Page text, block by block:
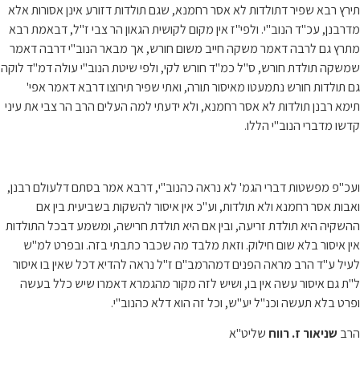
תירץ רבא שפיר דתולדות לא אסר רחמנא, שגם תולדות דזורע אינן אסורות אלא
מדרבנן, עכ"ד הנוב"י. ולפי"ז אין מקום לקושית הגאון הר צבי ז"ל, דבאמת רבא
מתרץ גם לרבה דאמר משקה חייב משום חורש, אך מבאר הנוב"י דרבה דאמר
שמשקה תולדת חורש, ס"ל כמ"ד חורש לקי, ולפי שיטת הנוב"י עולה דמ"ד לוקה
גם תולדות חורש נתמעטו מאיסור תורה, ואתי שפיר תירוצו דרבא דאמר אפי'
תימא רבנן תולדות לא אסר רחמנא, ולא ידעתי למה העלים הרב הר צבי את עיני
קדשו מדברי הנוב"י הללו.
ועכ"פ מפשטות דברי הגמ' לא נראה כהנוב"י, דרבא אמר בסתם דלעולם רבנן,
ואבות אסר רחמנא ולא תולדות, וע"כ אין איסור להשקות בשביעית בין אם
ההשקיה היא תולדת זריעה, ובין אם היא תולדת חרישה, ומשמע דבכל התולדות
אין איסור בלא שום חילוק. וזאת מלבד מה שכבר כתבתי בזה. ובפרט למ"ש
לעיל ע"ד הרב מראה הפנים דמהרמב"ם ז"ל נראה להדיא דכל שאין בו איסור
ל"ת גם איסור עשה אין בו, ושיש לזה מקור מהגמרא דאמרו שיש כלל בעשה
ופרט בלא תעשה וכנ"ל יע"ש, וכל זה הוא דלא כהנוב"י.
הרב שניאור ז. רווח שליט"א